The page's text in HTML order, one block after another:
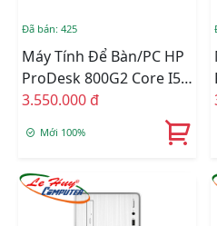
Đã bán: 425
Máy Tính Để Bàn/PC HP
ProDesk 800G2 Core I5-
6400, Ram 8GB, SSD
3.550.000 đ
Mới 100%